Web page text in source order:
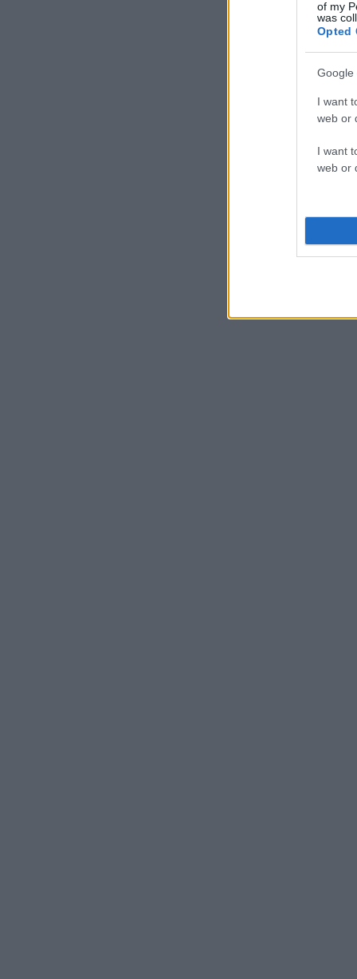
of my
was
Opted
Google
I want
web or
I want
web or